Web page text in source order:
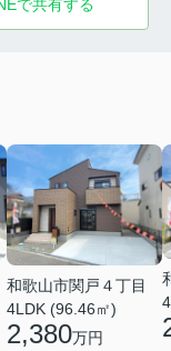
で共有する
和歌山市関戸４丁目
4LDK (96.46㎡)
2,380万円